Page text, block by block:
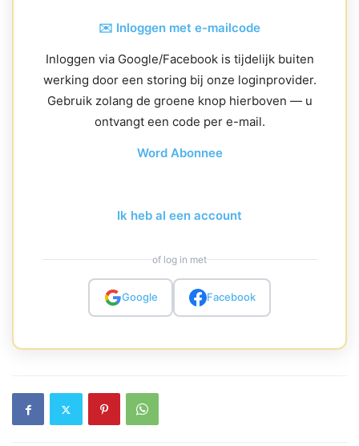
✉️ Inloggen met e-mailcode
Inloggen via Google/Facebook is tijdelijk buiten
werking door een storing bij onze loginprovider.
Gebruik zolang de groene knop hierboven — u
ontvangt een code per e-mail.
Word Abonnee
Ik heb al een account
of log in met
Google Facebook